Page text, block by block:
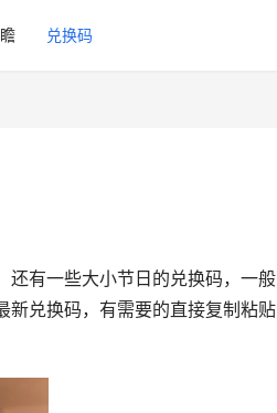
兑换码
还有一些大小节日的兑换码，一般
新兑换码，有需要的直接复制粘贴